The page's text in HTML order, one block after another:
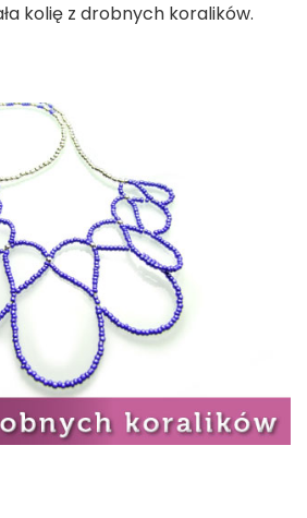
kolię z drobnych koralików.